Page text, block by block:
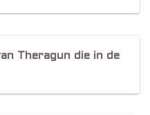
Theragun die in de